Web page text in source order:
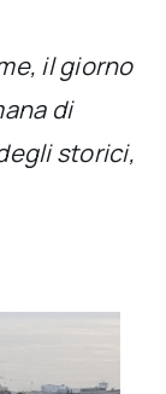
il giorno
di
storici,